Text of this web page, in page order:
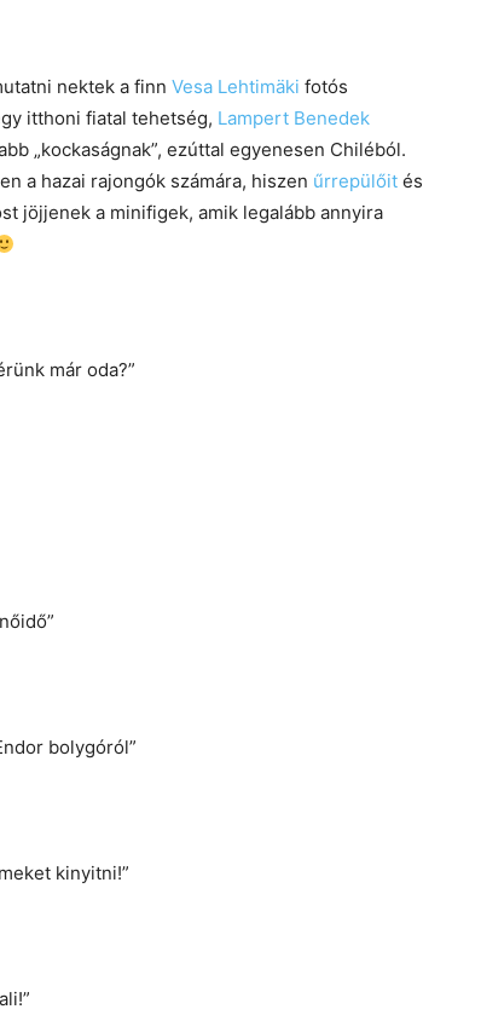
nektek a finn Vesa Lehtimäki fotós
itthoni fiatal tehetség, Lampert Benedek
„kockaságnak”, ezúttal egyenesen Chiléból.
a hazai rajongók számára, hiszen űrrepülőit és
jöjjenek a minifigek, amik legalább annyira
már oda?”
bolygóról”
kinyitni!”